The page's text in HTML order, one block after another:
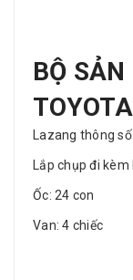
BỘ
Lazang thông
Lắp chụp đi
Ốc: 24 con
Van: 4 chiếc